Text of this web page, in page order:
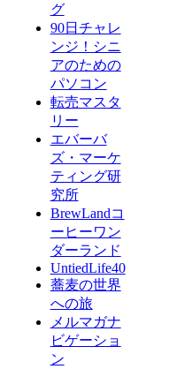
グ
90日チャレ
ンジ！シニ
アのための
パソコン
転売マスタ
リー
エバーバ
ズ・マーケ
ティング研
究所
BrewLandコ
ーヒーワン
ダーランド
UntiedLife40
蕎麦の世界
への旅
メルマガナ
ビゲーショ
ン